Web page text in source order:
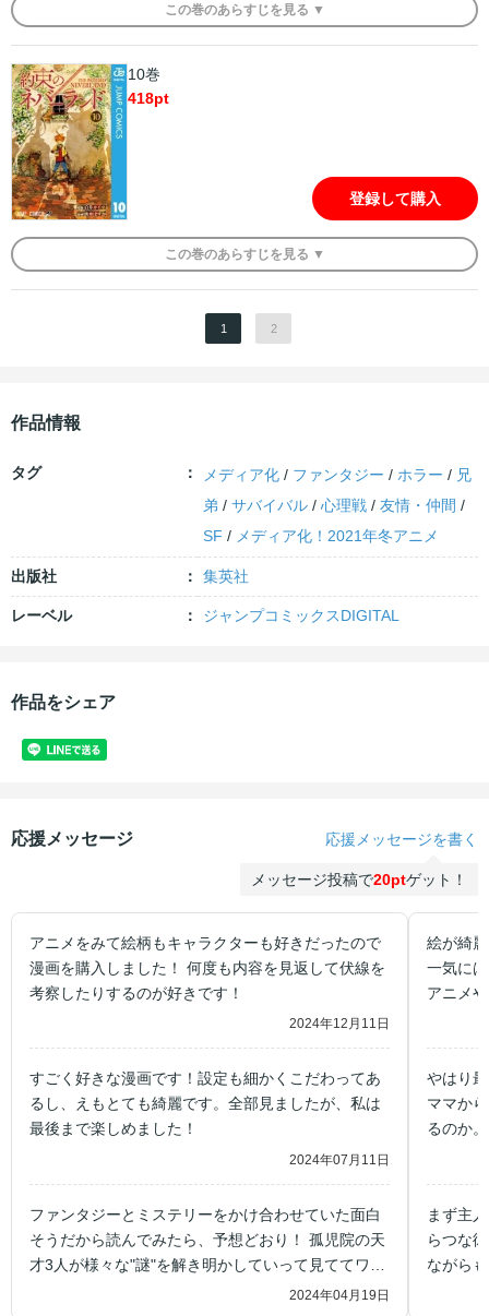
この巻のあらすじを 見る ▼
10巻
418pt
登録して購入
この巻のあらすじを 見る ▼
1 2
作品情報
タグ メディア化 / ファンタジー / ホラー / 兄
弟 /サバイバル /心理戦 /友情・仲間 /
SF / メディア化！2021年冬アニメ
出版社 集英社
レーベル ジャンプコミックスDIGITAL
作品をシェア
応援メッセージ 応援メッセージを書く
メッセージ投稿で20ptゲット！
アニメをみて絵柄もキャラクターも好きだったので
漫画を購入しました！ 何度も内容を見返して伏線を
考察したりするのが好きです！
2024年12月11日
すごく好きな漫画です！設定も細かくこだわってあ
るし、えもとても綺麗です。全部見ましたが、私は
最後まで楽しめました！
2024年07月11日
ファンタジーとミステリーをかけ合わせていた面白
そうだから読んでみたら、予想どおり！ 孤児院の天
才3人が様々な"謎"を解き明かしていって見ててワク
2024年04月19日
絵が綺
一気に
アニメ
やはり
ママか
るのか
まず主
らつな
ながら